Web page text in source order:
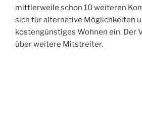
mittlerweile schon 10 weiteren
sich für alternative Möglichkeiten
kostengünstiges Wohnen ein. Der
über weitere Mitstreiter.